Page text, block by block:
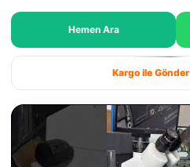
Hemen Ara
Kargo ile Gönder